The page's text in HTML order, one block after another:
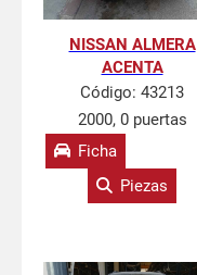
NISSAN ALMERA
ACENTA
Código: 43213
2000, 0 puertas
Ficha
Piezas